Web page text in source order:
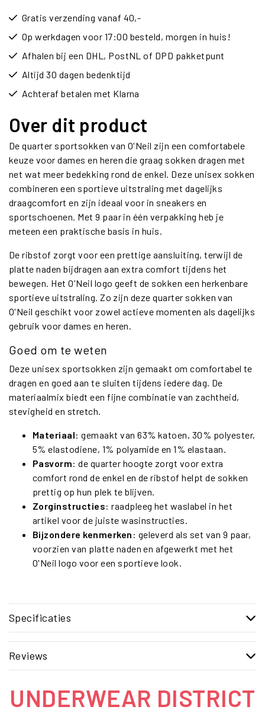
Gratis verzending vanaf 40,-
Op werkdagen voor 17:00 besteld, morgen in huis!
Afhalen bij een DHL, PostNL of DPD pakketpunt
Altijd 30 dagen bedenktijd
Achteraf betalen met Klarna
Over dit product
De quarter sportsokken van O'Neil zijn een comfortabele
keuze voor dames en heren die graag sokken dragen met
net wat meer bedekking rond de enkel. Deze unisex sokken
combineren een sportieve uitstraling met dagelijks
draagcomfort en zijn ideaal voor in sneakers en
sportschoenen. Met 9 paar in één verpakking heb je
meteen een praktische basis in huis.
De ribstof zorgt voor een prettige aansluiting, terwijl de
platte naden bijdragen aan extra comfort tijdens het
bewegen. Het O'Neil logo geeft de sokken een herkenbare
sportieve uitstraling. Zo zijn deze quarter sokken van
O'Neil geschikt voor zowel actieve momenten als dagelijks
gebruik voor dames en heren.
Goed om te weten
Deze unisex sportsokken zijn gemaakt om comfortabel te
dragen en goed aan te sluiten tijdens iedere dag. De
materiaalmix biedt een fijne combinatie van zachtheid,
stevigheid en stretch.
Materiaal: gemaakt van 63% katoen, 30% polyester,
5% elastodiene, 1% polyamide en 1% elastaan.
Pasvorm: de quarter hoogte zorgt voor extra
comfort rond de enkel en de ribstof helpt de sokken
prettig op hun plek te blijven.
Zorginstructies: raadpleeg het waslabel in het
artikel voor de juiste wasinstructies.
Bijzondere kenmerken : geleverd als set van 9 paar,
voorzien van platte naden en afgewerkt met het
O'Neil logo voor een sportieve look.
Specificaties
Reviews
UNDERWEAR DISTRICT